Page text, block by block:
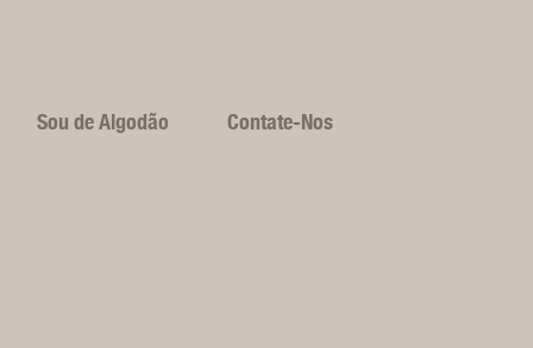
Sou de Algodão Contate-Nos